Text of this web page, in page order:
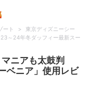
ート >
東京ディズニーシー
～24年冬ダッフィー最新スー
ニアも太鼓判
ベニア」使用レビ